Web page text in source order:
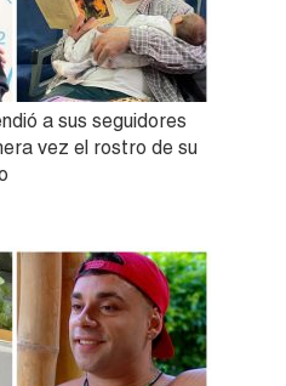
a sus seguidores
vez el rostro de su